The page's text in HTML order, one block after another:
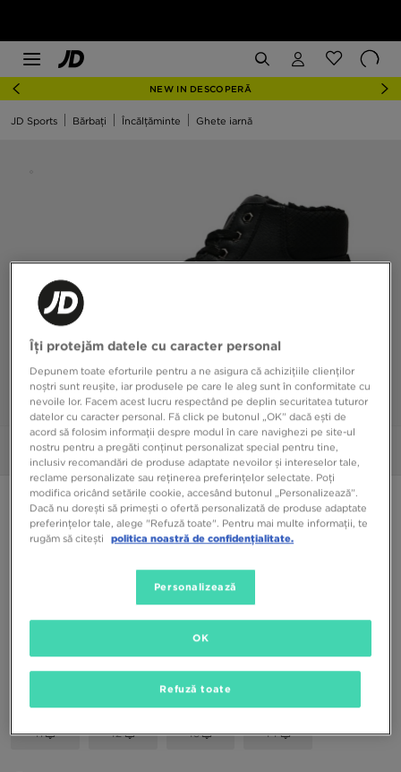
NEW IN DESCOPERĂ
JD Sports Bărbați Încălțăminte Ghete iarnă
Poze 360°
NANNY STATE TONY
129,99 RON
Negru
41 42 43 44
Îți protejăm datele cu caracter personal
Depunem toate eforturile pentru a ne asigura că achizițiile clienților
noștri sunt reușite, iar produsele pe care le aleg sunt în conformitate cu
nevoile lor. Facem acest lucru respectând pe deplin securitatea tuturor
datelor cu caracter personal. Fă click pe butonul „OK” dacă ești de
acord să folosim informații despre modul în care navighezi pe site-ul
nostru pentru a pregăti conținut personalizat special pentru tine,
inclusiv recomandări de produse adaptate nevoilor și intereselor tale,
reclame personalizate sau reținerea preferințelor selectate. Poți
modifica oricând setările cookie, accesând butonul „Personalizează”.
Dacă nu dorești să primești o ofertă personalizată de produse adaptate
preferințelor tale, alege "Refuză toate". Pentru mai multe informații, te
rugăm să citești
politica noastră de confidențialitate.
Personalizează
Refuză toate
OK